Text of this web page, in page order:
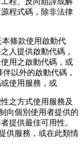
程式碼，除非法律
條款使用啟動代
人提供啟動代碼，
用之啟動代碼，或
以外的啟動代碼，
使用服務，或
之方式使用服務及
向個別使用者提供的
提供最佳可用性。
供服務，或在此類情